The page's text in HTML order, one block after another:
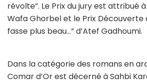
révolte”. Le Prix du jury est attribué à
Wafa Ghorbel et le Prix Découverte
fasse plus beau…” d’Atef Gadhoumi.
Dans la catégorie des romans en
Comar d’Or est décerné à Sahbi